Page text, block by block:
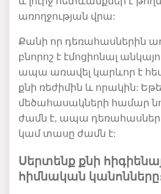
առողջության վրա:
Քանի որ դեռահասներին
բնորոշ է էմոցիոնալ
ապա առավել կարևոր է
քնի ռեժիմին և որակին: Եթե
մեծահասակների համար
ժամն է, ապա
կամ տասը ժամն է:
Սերտենք քնի
հիմնական